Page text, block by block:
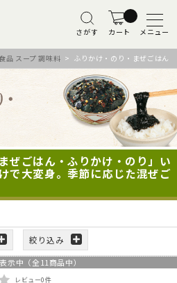
さがす カート メニュー
品 スープ 調味料 > ふりかけ・のり・まぜごはん
ぜごはん・ふりかけ・のり」い
で大変身。季節に応じた混ぜご
絞り込み
示中（全 11商品中）
レビュー0件